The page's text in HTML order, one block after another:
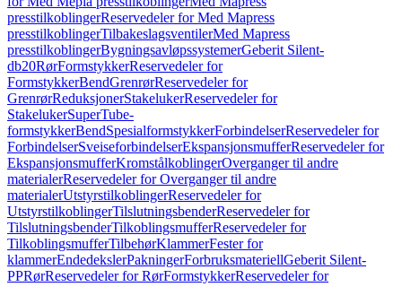
presstilkoblingerReservedeler for Med Mapress
presstilkoblingerTilbakeslagsventilerMed Mapress
presstilkoblingerBygningsavløpssystemerGeberit Silent-
db20RørFormstykkerReservedeler for
FormstykkerBendGrenrørReservedeler for
GrenrørReduksjonerStakelukerReservedeler for
StakelukerSuperTube-
formstykkerBendSpesialformstykkerForbindelserReservedeler for
ForbindelserSveiseforbindelserEkspansjonsmufferReservedeler for
EkspansjonsmufferKromstålkoblingerOverganger til andre
materialerReservedeler for Overganger til andre
materialerUtstyrstilkoblingerReservedeler for
UtstyrstilkoblingerTilslutningsbenderReservedeler for
TilslutningsbenderTilkoblingsmufferReservedeler for
TilkoblingsmufferTilbehørKlammerFester for
klammerEndedekslerPakningerForbruksmateriellGeberit Silent-
PPRørReservedeler for RørFormstykkerReservedeler for